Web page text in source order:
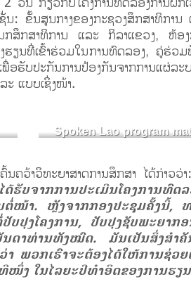
ນ: ຂັ້ນສູນກາງຂອງກະຊວງສຶກສາທິກາ
ກສາທິການ ແລະ ກິລາແຂວງ, ຫ້ອງ
ຽນທີ່ເຂົ້າຮ່ວມໃນການທົດລອງ, ຄູ່ຮ່ວ
ຮັບປະກັນການປ້ອງກັນຈາກການແຜ່ລະ
ະ ແບບເຊິ່ງໜ້າ.
Spoken Lao program
ວ້າວິທະຍາສາດການສຶກສາ ໄດ້ກ່າວວ່າ:
ບຈາກການປະເມີນໂຄງການທົດລ
ໜ້າ. ຫຼັງຈາກກອງປະຊຸມຄັ້ງນີ້,
ປຸງໂຄງການ, ປັບປຸງຊັບພະຍາກ
າທ່ານທັງໝົດ. ມັນເປັນສິ່ງສໍາ
ພວກເຮົາຈະຕ້ອງໄດ້ໃຫ້ການຊ່ວ
ງ ໃນໄລຍະປີທຳອິດຂອງການຮຽນ